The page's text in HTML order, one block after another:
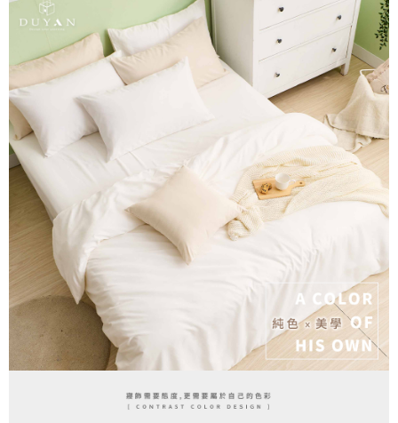
【大哥付你分期使用說明】
1.本服務由台灣大哥大提供，台灣大哥大用戶可立即使用無須另外申請。
2.付款方式選擇「大哥付你分期」，訂單成立後會自動跳轉到大哥付的交易
流程，驗證手機門號後，選擇欲分期的期數、繳款截止日，確認付款後即完
成交易。
3.實際核准額度、可分期數及費用金額請依後續交易確認頁面所載為準。
4.訂單成立30分鐘內，如未前往確認交易或遇審核未通過，訂單將自動取
消。如遇「轉專審核」未通過狀況，表示未達大哥付你分期系統評分，恕無
法說明評估內容。
【繳款方式說明】
1.分期款項不併入電信帳單，「大哥付你分期」於每月結算日後寄送繳費提
醒簡訊。
2.透過簡訊連結打開帳單後，可選擇「超商條碼／台灣大直營門市／銀行轉
帳／街口支付／iPASS MONEY」等通路繳費。
【注意事項】
1.本服務係由「台灣大哥大股份有限公司」（以下簡稱本公司）所提供，讓
用戶於交易時，得透過本服務購買商品或服務，並由商店將買賣／分期付款
買賣價金債權讓與本公司後，依約使用本公司帳單繳交帳款。
2.基於同意付款使用「大哥付你分期」之契約關係目的，商店將以您的個人
資料（包含姓名、電話或地址）提供予台灣大哥大進項蒐集、處理及利用，
由本公司與您本人進行分期帳單所需資料之確認、核對及更正。
3.完整用戶服務條款，請詳閱以下連結：
https://oppay.tw/userRule
AFTEE先享後付
【關於「AFTEE先享後付」】
AFTEE先享後付是「在收到商品之後才付款」的支付方式。 讓您購物簡單
便利好安心！
１．簡單：不需註冊會員、不需綁卡、不需儲值。
２．便利：只要手機號碼，簡訊認證，即可結帳。
３．安心：先確認商品／服務後，再付款。
【「AFTEE先享後付」結帳流程】
１．於結帳方式選擇「AFTEE先享後付」後，將跳轉至「AFTEE先享後付」
結帳頁面，進行簡訊認證並確認金額後，即可完成結帳。
２．訂單成立數日內，您將收到繳費通知簡訊。
３．收到繳費通知簡訊後14天內，點擊此簡訊中的連結，可透過四大超商／
ATM／網路銀行／等多元方式進行付款，方視為交易完成。
※ 請注意：結帳手續完成當下不需立刻繳費，但若您需要取消訂單，請聯絡
購買商品的店家。未經商家同意取消之訂單仍視為有效，需透過AFTEE先享
後付繳納相關費用。
※ 交易是否成功請以「AFTEE先享後付 」之結帳頁面顯示為準，若有關於
是否繳費成功／繳費後需取消欲退款等相關疑問，請聯繫「AFTEE先享後付
https://netprotections.freshdesk.com/support/home
１．透過由恩沛科技股份有限公司提供之「AFTEE先享後付」服務完成之交
Hami Point
相關說明
「Hami Point」為中華電信所提供之點數服務，可於會員專區綁定中華電信
會員帳號後，即可在購物車使用 Hami Point 折抵消費金額 (1點等於1元)。
ATM付款
運送方式
全家取貨付款
每筆NT$60，滿NT$699(含以上)免運費
付款後全家取貨
每筆NT$60，滿NT$699(含以上)免運費
7-11取貨付款
每筆NT$60，滿NT$999(含以上)免運費
付款後7-11取貨
每筆NT$60，滿NT$999(含以上)免運費